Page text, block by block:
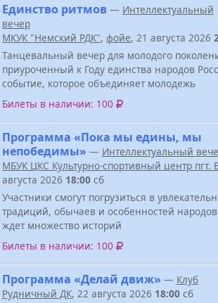
Единство ритмов — Интеллектуальный
вечер
МКУК "Немский РДК", фойе, 21 августа 2026
Танцевальный вечер для молодого
приуроченный к Году единства народов
событие, которое объединяет молодежь
Билеты в наличии: 100
Программа «Пока мы едины, мы
непобедимы» — Интеллектуальный
МБУК ЦКС Культурно-спортивный центр пгт.
августа 2026 18:00 сб
Участники смогут погрузиться в
традиций, обычаев и особенностей
ждет множество историй
Билеты в наличии: 100
Программа «Делай движ» — Клуб
Рудничный ДК, 22 августа 2026 18:00 сб